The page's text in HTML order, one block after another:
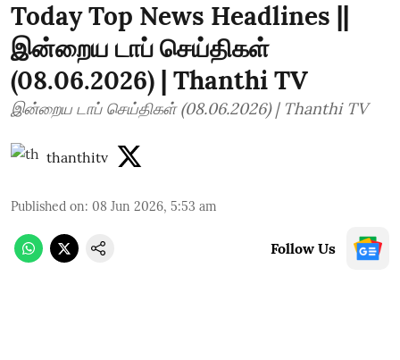
Today Top News Headlines ||
இன்றைய டாப் செய்திகள்
(08.06.2026) | Thanthi TV
இன்றைய டாப் செய்திகள் (08.06.2026) | Thanthi TV
thanthitv
Published on: 08 Jun 2026, 5:53 am
Follow Us